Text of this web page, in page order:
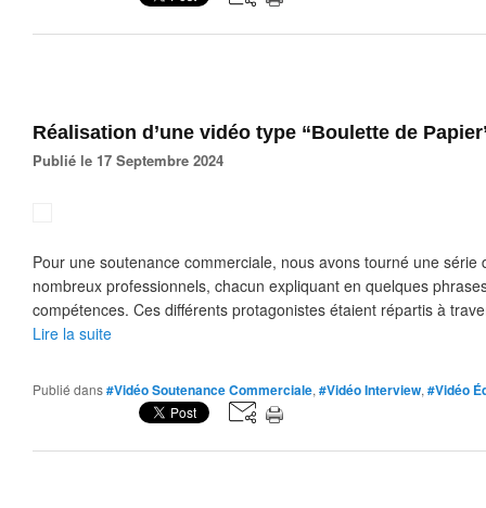
Réalisation d’une vidéo type “Boulette de
Publié le 17 Septembre 2024
Pour une soutenance commerciale, nous avons tourné une série
nombreux professionnels, chacun expliquant en quelques
compétences. Ces différents protagonistes étaient répartis à
Lire la suite
Publié dans#Vidéo Soutenance Commerciale, #Vidéo Interview, #Vidéo